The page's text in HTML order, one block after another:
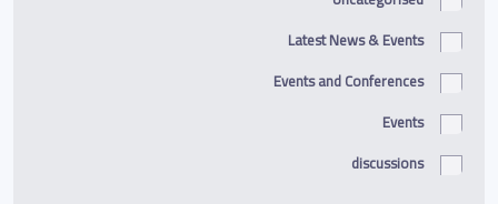
Latest News & Events
Events and Conferences
Events
discussions